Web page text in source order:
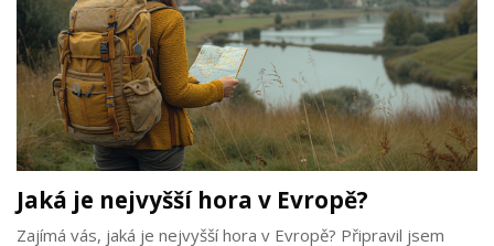
Jaká je nejvyšší hora v Evropě?
Zajímá vás, jaká je nejvyšší hora v Evropě? Připravil jsem